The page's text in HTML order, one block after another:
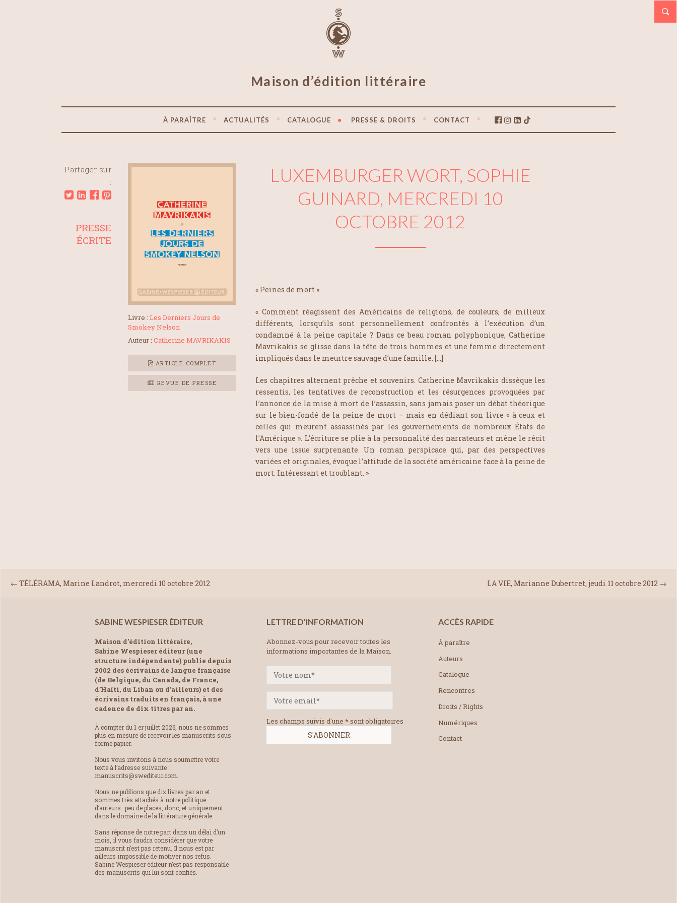
Maison d’édition littéraire
À PARAÎTRE ACTUALITÉS CATALOGUE PRESSE & DROITS CONTACT
Partager sur
:
Livre : Les Derniers Jours de
Smokey Nelson
Auteur : Catherine MAVRIKAKIS
ARTICLE COMPLET
REVUE DE PRESSE
LUXEMBURGER WORT, SOPHIE
GUINARD, MERCREDI 10
OCTOBRE 2012
« Peines de mort »
« Comment réagissent des Américains de religions, de couleurs, de milieux
différents, lorsqu’ils sont personnellement confrontés à l’exécution d’un
condamné à la peine capitale ? Dans ce beau roman polyphonique, Catherine
Mavrikakis se glisse dans la tête de trois hommes et une femme directement
impliqués dans le meurtre sauvage d’une famille. […]
Les chapitres alternent prêche et souvenirs. Catherine Mavrikakis dissèque les
ressentis, les tentatives de reconstruction et les résurgences provoquées par
l’annonce de la mise à mort de l’assassin, sans jamais poser un débat théorique
sur le bien-fondé de la peine de mort – mais en dédiant son livre « à ceux et
celles qui meurent assassinés par les gouvernements de nombreux États de
l’Amérique ». L’écriture se plie à la personnalité des narrateurs et mène le récit
vers une issue surprenante. Un roman perspicace qui, par des perspectives
variées et originales, évoque l’attitude de la société américaine face à la peine de
mort. Intéressant et troublant. »
PRESSE
ÉCRITE
LA VIE, Marianne Dubertret, jeudi 11 octobre 2012 →
← TÉLÉRAMA, Marine Landrot, mercredi 10 octobre 2012
SABINE WESPIESER ÉDITEUR
Maison d’édition littéraire,
Sabine Wespieser éditeur (une
structure indépendante) publie depuis
2002 des écrivains de langue française
(de Belgique, du Canada, de France,
d’Haïti, du Liban ou d’ailleurs) et des
écrivains traduits en français, à une
cadence de dix titres par an.
À compter du 1 er juillet 2026, nous ne sommes
plus en mesure de recevoir les manuscrits sous
forme papier.
Nous vous invitons à nous soumettre votre
texte à l’adresse suivante :
manuscrits@swediteur.com.
Nous ne publions que dix livres par an et
sommes très attachés à notre politique
d’auteurs : peu de places, donc, et uniquement
dans le domaine de la littérature générale.
Sans réponse de notre part dans un délai d’un
mois, il vous faudra considérer que votre
manuscrit n’est pas retenu. Il nous est par
ailleurs impossible de motiver nos refus.
Sabine Wespieser éditeur n’est pas responsable
des manuscrits qui lui sont confiés.
LETTRE D’INFORMATION
Abonnez-vous pour recevoir toutes les
informations importantes de la Maison.
Les champs suivis d'une * sont obligatoires
ACCÈS RAPIDE
À paraître
Auteurs
Catalogue
Rencontres
Droits / Rights
Numériques
Contact